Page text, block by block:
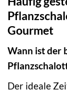
Gourmet
Wann ist der
Der ideale